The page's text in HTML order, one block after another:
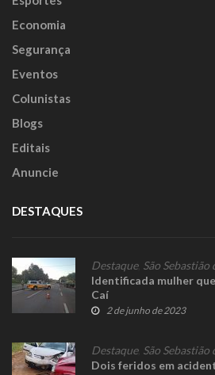
Economia
Segurança
Eventos
Colunistas
Blogs
Editais
Anuncie
DESTAQUES
Destaque, São Sebastião
Identificada mulher
Caí
2 de junho de 2023
Destaque, São Sebastião
Dois feridos em